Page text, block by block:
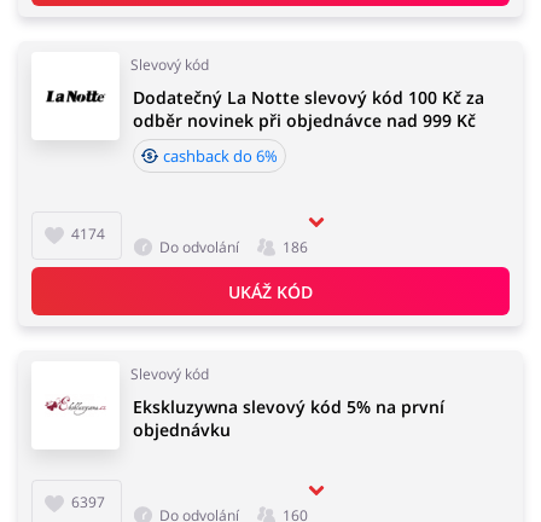
Slevový kód
4174
Dodatečný La Notte slevový kód 100 Kč za
odběr novinek při objednávce nad 999 Kč
cashback do 6%
Do odvolání 186
UKÁŽ KÓD
Slevový kód
6397
Ekskluzywna slevový kód 5% na první
objednávku
Do odvolání 160